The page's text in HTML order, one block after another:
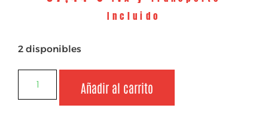
Incluido
2 disponibles
Añadir al carrito